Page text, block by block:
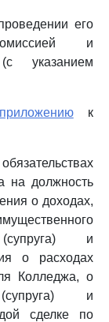
его
и
указанием
приложениюк
на должность
о доходах,
и
о расходах
Колледжа, о
и
сделке по